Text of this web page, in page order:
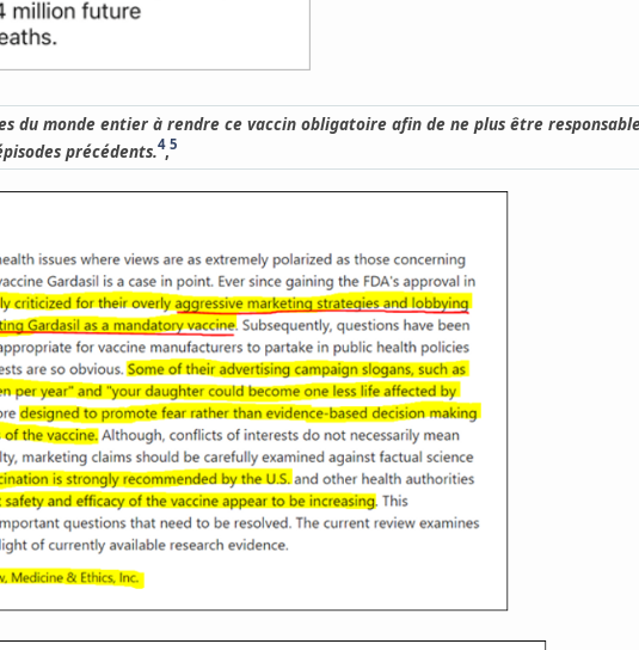
du monde entier à rendre ce vaccin obligatoire afin de ne plus être
précédents.4,5